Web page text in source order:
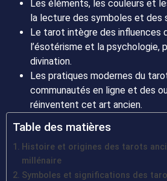
Les éléments, les couleurs et
la lecture des symboles et des
Le tarot intègre des influences
l’ésotérisme et la psychologie,
divination.
Les pratiques modernes du
communautés en ligne et des
réinventent cet art ancien.
Table des matières
Histoire et origines des tarots
millénaire
Symboles et significations des